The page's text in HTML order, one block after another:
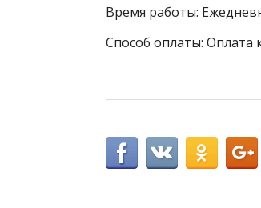
Время работы:
Способ оплаты: Оплата